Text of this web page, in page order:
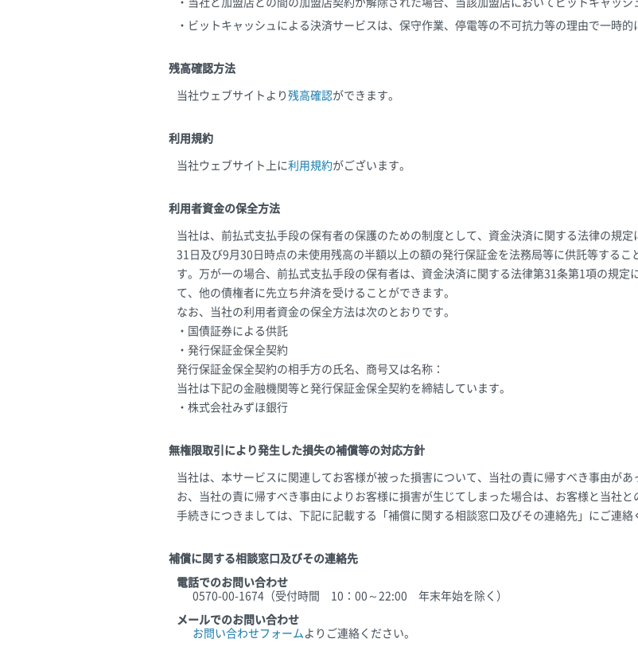
・当社と加盟店との間の加盟店契約が解除された場合、当該加盟店においてビットキャッシ
・ビットキャッシュによる決済サービスは、保守作業、停電等の不可抗力等の理由で一時的
残高確認方法
当社ウェブサイトより 残高確認ができます。
利用規約
当社ウェブサイト上に利用規約がございます。
利用者資金の保全方法
当社は、前払式支払手段の保有者の保護のための制度として、資金決済に関する法律の規
31日及び9月30日時点の未使用残高の半額以上の額の発行保証金を法務局等に供託等する
す。万が一の場合、前払式支払手段の保有者は、資金決済に関する法律第31条第1項の規定
て、他の債権者に先立ち弁済を受けることができます。
なお、当社の利用者資金の保全方法は次のとおりです。
・国債証券による供託
・発行保証金保全契約
発行保証金保全契約の相手方の氏名、商号又は名称：
当社は下記の金融機関等と発行保証金保全契約を締結しています。
・株式会社みずほ銀行
無権限取引により発生した損失の補償等の対応方針
当社は、本サービスに関連してお客様が被った損害について、当社の責に帰すべき事由が
お、当社の責に帰すべき事由によりお客様に損害が生じてしまった場合は、お客様と当社
手続きにつきましては、下記に記載する「補償に関する相談窓口及びその連絡先」にご連絡
補償に関する相談窓口及びその連絡先
電話でのお問い合わせ
0570-00-1674（受付時間 10：00～22:00 年末年始を除く）
メールでのお問い合わせ
お問い合わせフォーム よりご連絡ください。